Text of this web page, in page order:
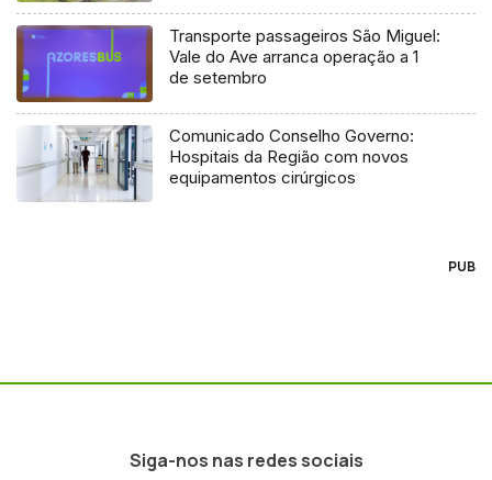
Transporte passageiros São Miguel:
Vale do Ave arranca operação a 1
de setembro
Comunicado Conselho Governo:
Hospitais da Região com novos
equipamentos cirúrgicos
PUB
Siga-nos nas redes sociais